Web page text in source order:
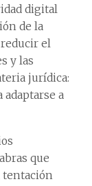
digital
de la
el
y las
jurídica:
a
que
tentación